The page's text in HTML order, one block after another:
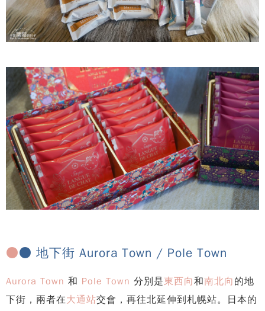
●● 地下街 Aurora Town / Pole Town
Aurora Town 和 Pole Town 分別是東西向和南北向 的地
下街，兩者在大通站交會，再往北延伸到札幌站。日本的